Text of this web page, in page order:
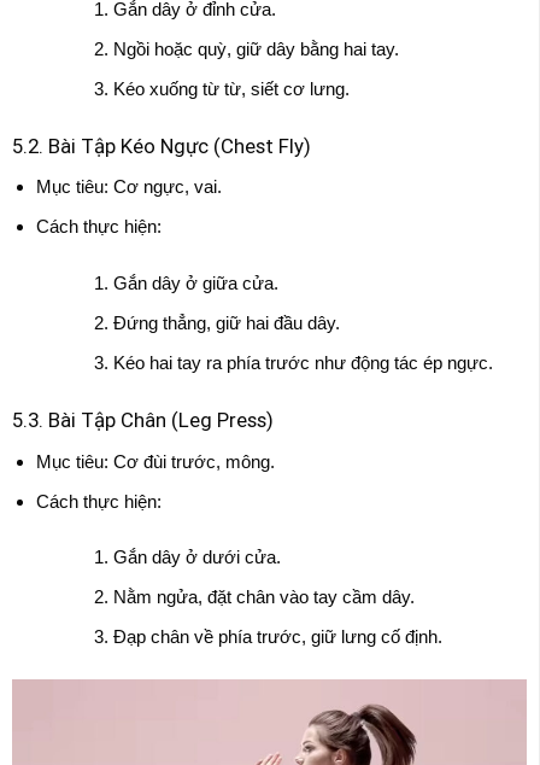
Gắn dây ở đỉnh cửa.
Ngồi hoặc quỳ, giữ dây bằng hai tay.
Kéo xuống từ từ, siết cơ lưng.
5.2. Bài Tập Kéo Ngực (Chest Fly)
Mục tiêu: Cơ ngực, vai.
Cách thực hiện:
Gắn dây ở giữa cửa.
Đứng thẳng, giữ hai đầu dây.
Kéo hai tay ra phía trước như động tác ép ngực.
5.3. Bài Tập Chân (Leg Press)
Mục tiêu: Cơ đùi trước, mông.
Cách thực hiện:
Gắn dây ở dưới cửa.
Nằm ngửa, đặt chân vào tay cầm dây.
Đạp chân về phía trước, giữ lưng cố định.